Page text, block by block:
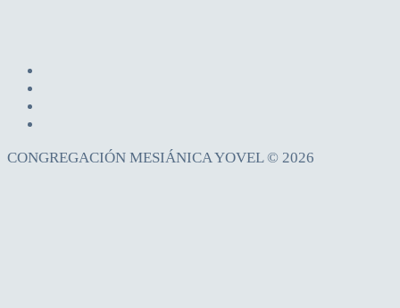
CONGREGACIÓN MESIÁNICA YOVEL © 2026